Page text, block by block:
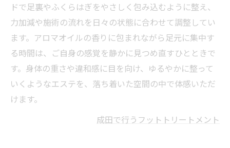
ドで足裏やふくらはぎをやさしく包み込むように整え、
力加減や施術の流れを日々の状態に合わせて調整してい
ます。アロマオイルの香りに包まれながら足元に集中す
る時間は、ご自身の感覚を静かに見つめ直すひとときで
す。身体の重さや違和感に目を向け、ゆるやかに整って
いくようなエステを、落ち着いた空間の中で体感いただ
けます。
成田で行うフットトリートメント